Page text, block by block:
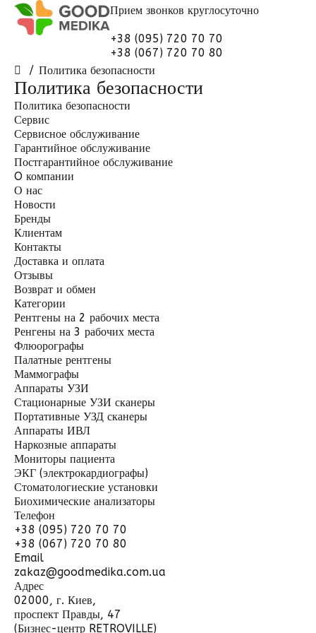
Прием звонков круглосуточно
+38 (095) 720 70 70
+38 (067) 720 70 80
Политика безопасности
Политика безопасности
Политика безопасности
Сервис
Сервисное обслуживание
Гарантийное обслуживание
Постгарантийное обслуживание
O компании
О нас
Новости
Бренды
Клиентам
Контакты
Доставка и оплата
Отзывы
Возврат и обмен
Категории
Рентгены на 2 рабочих места
Ренгены на 3 рабочих места
Флюорографы
Палатные рентгены
Маммографы
Аппараты УЗИ
Стационарные УЗИ сканеры
Портативные УЗД сканеры
Аппараты ИВЛ
Наркозные аппараты
Мониторы пациента
ЭКГ (электрокардиографы)
Стоматологиеские установки
Биохимические анализаторы
Телефон
+38 (095) 720 70 70
+38 (067) 720 70 80
Email
zakaz@goodmedika.com.ua
Адрес
02000, г. Киев,
проспект Правды, 47
(Бизнес-центр RETROVILLE)